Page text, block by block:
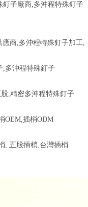
釘子廠商,多沖程特殊釘子
商,多沖程特殊釘子加工,
,多沖程特殊釘子
,精密多沖程特殊釘子
OEM,插梢ODM
, 五股插梢,台灣插梢